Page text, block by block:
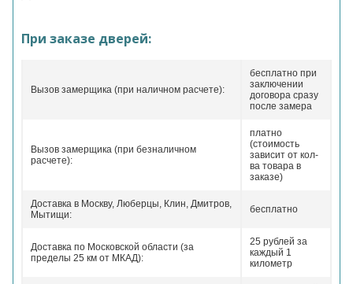
При заказе дверей:
Вызов замерщика (при наличном расчете):
бесплатно при
заключении
договора сразу
после замера
Вызов замерщика (при безналичном
расчете):
платно
(стоимость
зависит от кол-
ва товара в
заказе)
Доставка в Москву, Люберцы, Клин, Дмитров,
Мытищи:
бесплатно
Доставка по Московской области (за
пределы 25 км от МКАД):
25 рублей за
каждый 1
километр